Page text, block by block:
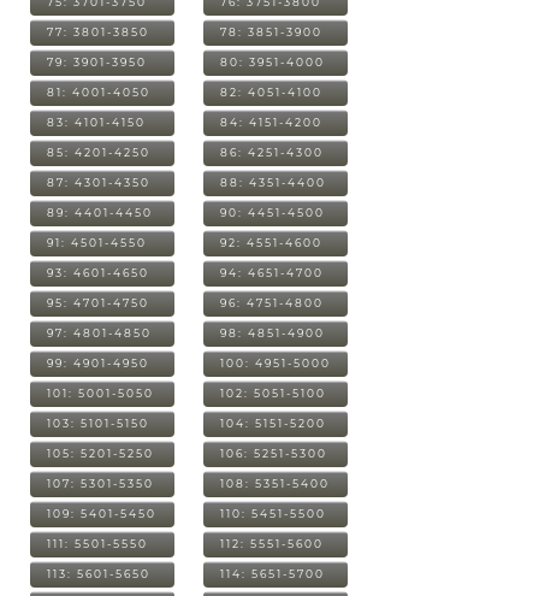
77: 3801-3850 78: 3851-3900
79: 3901-3950 80: 3951-4000
81: 4001-4050 82: 4051-4100
83: 4101-4150 84: 4151-4200
85: 4201-4250 86: 4251-4300
87: 4301-4350 88: 4351-4400
89: 4401-4450 90: 4451-4500
91: 4501-4550 92: 4551-4600
93: 4601-4650 94: 4651-4700
95: 4701-4750 96: 4751-4800
97: 4801-4850 98: 4851-4900
99: 4901-4950 100: 4951-5000
101: 5001-5050 102: 5051-5100
103: 5101-5150 104: 5151-5200
105: 5201-5250 106: 5251-5300
107: 5301-5350 108: 5351-5400
109: 5401-5450 110: 5451-5500
111: 5501-5550 112: 5551-5600
113: 5601-5650 114: 5651-5700